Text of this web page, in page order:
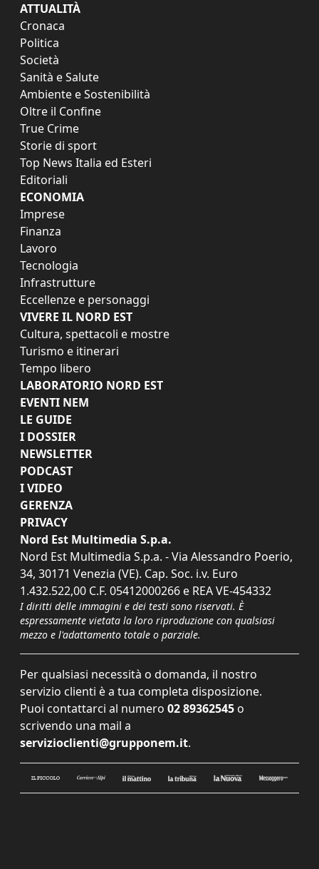
ATTUALITÀ
Cronaca
Politica
Società
Sanità e Salute
Ambiente e Sostenibilità
Oltre il Confine
True Crime
Storie di sport
Top News Italia ed Esteri
Editoriali
ECONOMIA
Imprese
Finanza
Lavoro
Tecnologia
Infrastrutture
Eccellenze e personaggi
VIVERE IL NORD EST
Cultura, spettacoli e mostre
Turismo e itinerari
Tempo libero
LABORATORIO NORD EST
EVENTI NEM
LE GUIDE
I DOSSIER
NEWSLETTER
PODCAST
I VIDEO
GERENZA
PRIVACY
Nord Est Multimedia S.p.a.
Nord Est Multimedia S.p.a. - Via Alessandro Poerio,
34, 30171 Venezia (VE). Cap. Soc. i.v. Euro
1.432.522,00 C.F. 05412000266 e REA VE-454332
I diritti delle immagini e dei testi sono riservati. È
espressamente vietata la loro riproduzione con qualsiasi
mezzo e l'adattamento totale o parziale.
Per qualsiasi necessità o domanda, il nostro
servizio clienti è a tua completa disposizione.
Puoi contattarci al numero 02 89362545 o
scrivendo una mail a
servizioclienti@grupponem.it.